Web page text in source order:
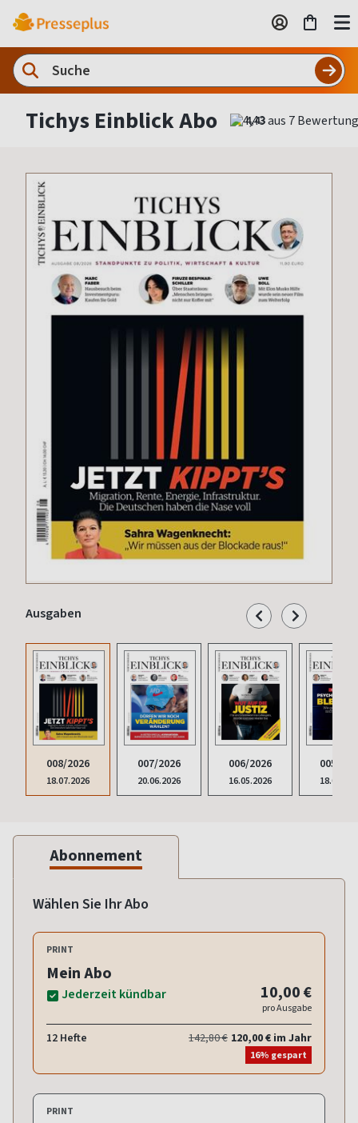
Tichys Einblick Abo 4,43
Ausgaben
008/2026
18.07.2026
007/2026
20.06.2026
006/2026
16.05.2026
005/
Abonnement
Wählen Sie Ihr Abo
PRINT
Mein Abo
Jederzeit kündbar 10,00 €
pro Ausgabe
12 Hefte 142,80 € 120,00 € im Jahr
16% gespart
PRINT